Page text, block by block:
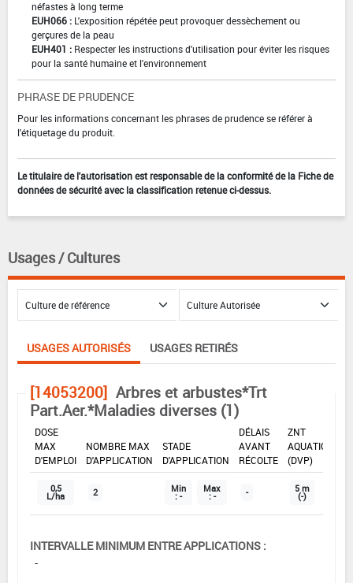
néfastes à long terme
EUH066 : L'exposition répétée peut provoquer dessèchement ou
gerçures de la peau
EUH401 : Respecter les instructions d'utilisation pour éviter les risques
pour la santé humaine et l'environnement
PHRASE DE PRUDENCE
Pour les informations concernant les phrases de prudence se référer à
l'étiquetage du produit.
Le titulaire de l'autorisation est responsable de la conformité de la Fiche de
données de sécurité avec la classification retenue ci-dessus.
Usages / Cultures
USAGES AUTORISÉS USAGES RETIRÉS
[14053200] Arbres et arbustes*Trt
Part.Aer.*Maladies diverses (1)
DOSE
MAX
D'EMPLOI
NOMBRE MAX
D'APPLICATION
STADE
D'APPLICATION
DÉLAIS
AVANT
RÉCOLTE
ZNT
AQUATIQUE
(DVP)
0,5
L/ha 2 Min
: -
Max
: - - 5 m
(-)
INTERVALLE MINIMUM ENTRE APPLICATIONS :
-